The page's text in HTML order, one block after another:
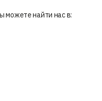
можете найти нас в: